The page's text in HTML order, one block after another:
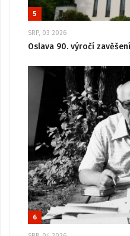
5
SRP, 03 2026
Oslava 90. výročí
6